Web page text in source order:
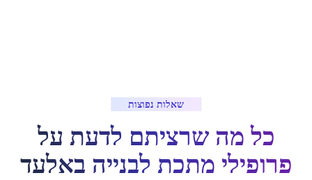
שאלות נפוצות
כל מה שרציתם לדעת על
פרופילי מתכת לבנייה באלעד